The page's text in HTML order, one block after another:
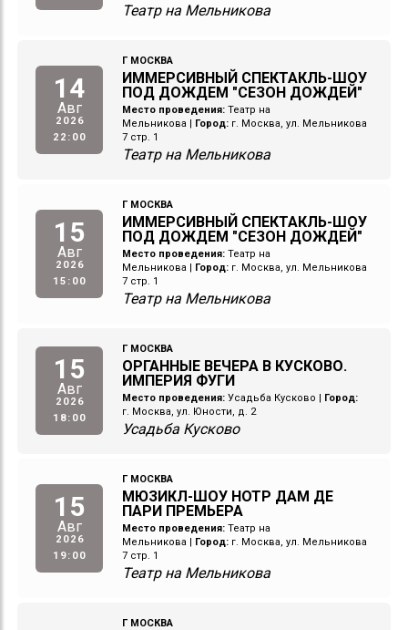
Театр на Мельникова
14
Авг
2026
22:00
Г МОСКВА
ИММЕРСИВНЫЙ СПЕКТАКЛЬ-ШОУ
ПОД ДОЖДЕМ "СЕЗОН ДОЖДЕЙ"
Место проведения: Театр на
Мельникова | Город: г. Москва, ул. Мельникова
7 стр. 1
Театр на Мельникова
15
Авг
2026
15:00
Г МОСКВА
ИММЕРСИВНЫЙ СПЕКТАКЛЬ-ШОУ
ПОД ДОЖДЕМ "СЕЗОН ДОЖДЕЙ"
Место проведения: Театр на
Мельникова | Город: г. Москва, ул. Мельникова
7 стр. 1
Театр на Мельникова
15
Авг
2026
18:00
Г МОСКВА
ОРГАННЫЕ ВЕЧЕРА В КУСКОВО.
ИМПЕРИЯ ФУГИ
Место проведения: Усадьба Кусково | Город:
г. Москва, ул. Юности, д. 2
Усадьба Кусково
15
Авг
2026
19:00
Г МОСКВА
МЮЗИКЛ-ШОУ НОТР ДАМ ДЕ
ПАРИ ПРЕМЬЕРА
Место проведения: Театр на
Мельникова | Город: г. Москва, ул. Мельникова
7 стр. 1
Театр на Мельникова
Г МОСКВА